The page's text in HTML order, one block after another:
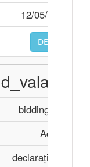
12/05/2026
DESCARCA
Achiziție
declarație, anexa